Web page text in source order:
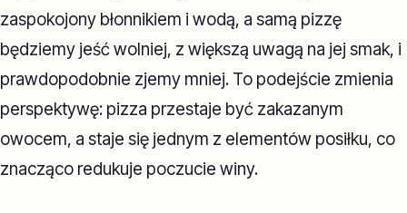
zaspokojony błonnikiem i wodą, a samą pizzę
będziemy jeść wolniej, z większą uwagą na jej smak, i
prawdopodobnie zjemy mniej. To podejście zmienia
perspektywę: pizza przestaje być zakazanym
owocem, a staje się jednym z elementów posiłku, co
znacząco redukuje poczucie winy.